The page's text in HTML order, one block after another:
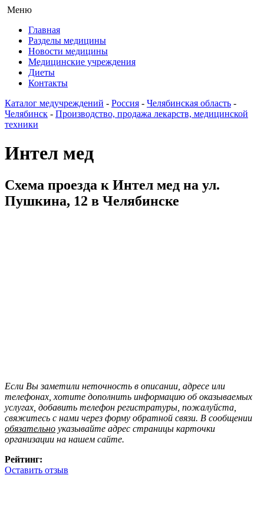
Меню
Главная
Разделы медицины
Новости медицины
Медицинские учреждения
Диеты
Контакты
Каталог медучреждений - Россия - Челябинская область -
Челябинск - Производство, продажа лекарств, медицинской
техники
Интел мед
Схема проезда к Интел мед на ул.
Пушкина, 12 в Челябинске
Если Вы заметили неточность в описании, адресе или
телефонах, хотите дополнить информацию об оказываемых
услугах, добавить телефон регистратуры, пожалуйста,
свяжитесь с нами через форму обратной связи. В сообщении
обязательно указывайте адрес страницы карточки
организации на нашем сайте.
Рейтинг:
Оставить отзыв